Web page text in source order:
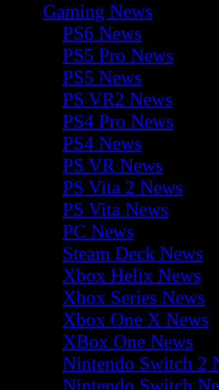
Gaming News
PS6 News
PS5 Pro News
PS5 News
PS VR2 News
PS4 Pro News
PS4 News
PS VR News
PS Vita 2 News
PS Vita News
PC News
Steam Deck News
Xbox Helix News
Xbox Series News
Xbox One X News
XBox One News
Nintendo Switch 2
Nintendo Switch